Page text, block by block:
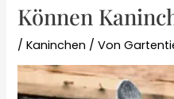
Können
/Kaninchen / Von